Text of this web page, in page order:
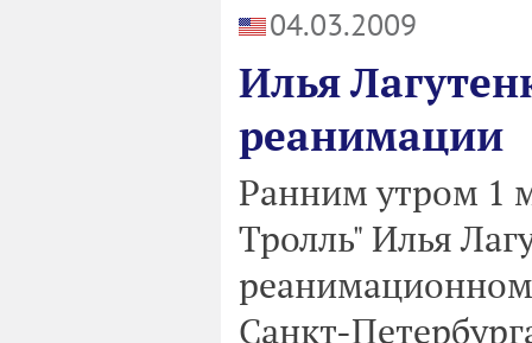
04.03.2009
Илья
реанимации
Ранним утром 1
Тролль" Илья
Санкт-